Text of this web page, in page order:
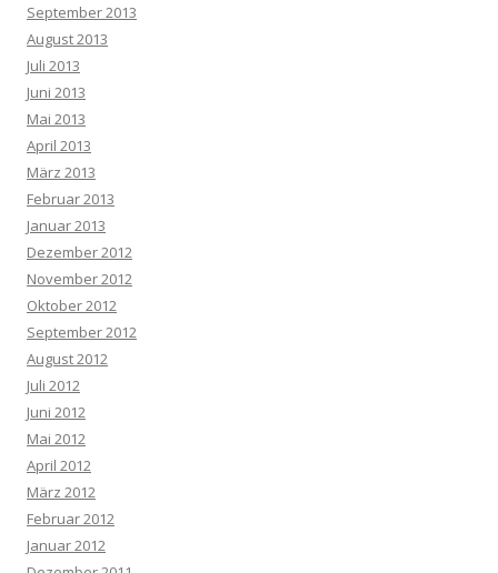
September 2013
August 2013
Juli 2013
Juni 2013
Mai 2013
April 2013
März 2013
Februar 2013
Januar 2013
Dezember 2012
November 2012
Oktober 2012
September 2012
August 2012
Juli 2012
Juni 2012
Mai 2012
April 2012
März 2012
Februar 2012
Januar 2012